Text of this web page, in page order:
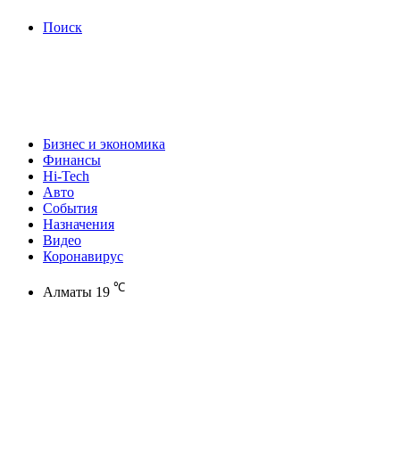
Поиск
Бизнес и экономика
Финансы
Hi-Tech
Авто
События
Назначения
Видео
Коронавирус
Алматы 19 ℃